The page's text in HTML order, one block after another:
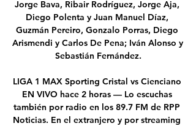
Jorge Bava, Ribair Rodríguez, Jorge Aja,
Diego Polenta y Juan Manuel Díaz,
Guzmán Pereiro, Gonzalo Porras, Diego
Arismendi y Carlos De Pena; Iván Alonso y
Sebastián Fernández.
LIGA 1 MAX Sporting Cristal vs Cienciano
EN VIVO hace 2 horas — Lo escuchas
también por radio en los 89.7 FM de RPP
Noticias. En el extranjero y por streaming